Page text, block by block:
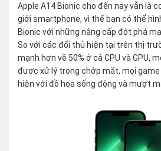
Apple A14 Bionic cho đến nay vẫn là
giới smartphone, vì thế bạn có thể
Bionic với những nâng cấp đột phá
So với các đối thủ hiện tại trên thị
mạnh hơn về 50% ở cả CPU và GPU,
được xử lý trong chớp mắt, mọi
hiện với đồ họa sống động và mượt